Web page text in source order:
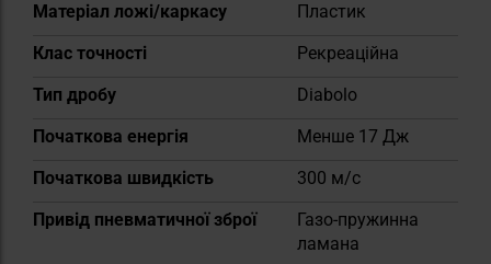
Матеріал ложі/каркасу
Пластик
Клас точності
Рекреаційна
Тип дробу
Diabolo
Початкова енергія
Менше 17 Дж
Початкова швидкість
300 м/с
Привід пневматичної зброї
Газо-пружинна
ламана